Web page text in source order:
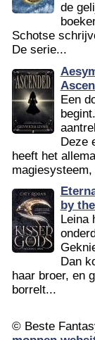
de
Schotse
De serie...
Een
Deze
heeft het
magiesysteem,
by
Leina
Dan
haar broer, en
borrelt...
© Beste